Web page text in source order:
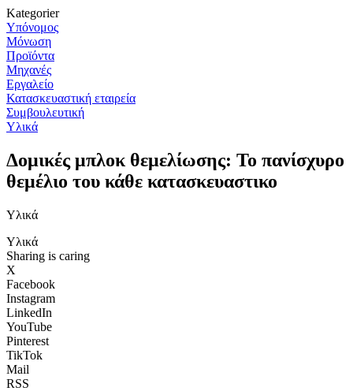
Kategorier
Υπόνομος
Μόνωση
Προϊόντα
Μηχανές
Εργαλείο
Κατασκευαστική εταιρεία
Συμβουλευτική
Υλικά
Δομικές μπλοκ θεμελίωσης: Το πανίσχυρο
θεμέλιο του κάθε κατασκευαστικο
Υλικά
Υλικά
Sharing is caring
X
Facebook
Instagram
LinkedIn
YouTube
Pinterest
TikTok
Mail
RSS